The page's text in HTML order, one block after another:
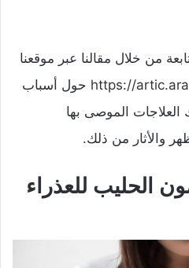
من خلال مقالنا عبر موقعنا
الصفحة العربية https://artic.arabpage.net حول أسباب
العلاجات الموصى بها
والأثار من ذلك.
الحليب للعذراء